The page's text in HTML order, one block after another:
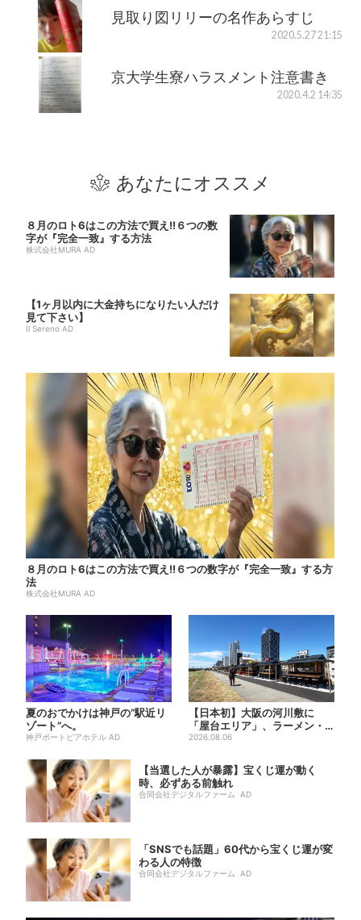
見取り図リリーの名作あらすじ
2020.5.27 21:15
京大学生寮ハラスメント注意書き
2020.4.2 14:35
あなたにオススメ
８月のロト6はこの方法で買え!!６つの数
字が『完全一致』する方法
株式会社MURA AD
【1ヶ月以内に大金持ちになりたい人だけ
見て下さい】
Il Sereno AD
８月のロト6はこの方法で買え!!６つの数字が『完全一致』する方
法
株式会社MURA AD
夏のおでかけは神戸の”駅近リ
ゾート”へ。
神戸ポートピアホテル AD
【日本初】大阪の河川敷に
「屋台エリア」、ラーメン・
焼肉・しゃぶしゃぶ・カフェ
2026.08.06
【当選した人が暴露】宝くじ運が動く
時、必ずある前触れ
合同会社デジタルファーム AD
「SNSでも話題」60代から宝くじ運が変
わる人の特徴
合同会社デジタルファーム AD